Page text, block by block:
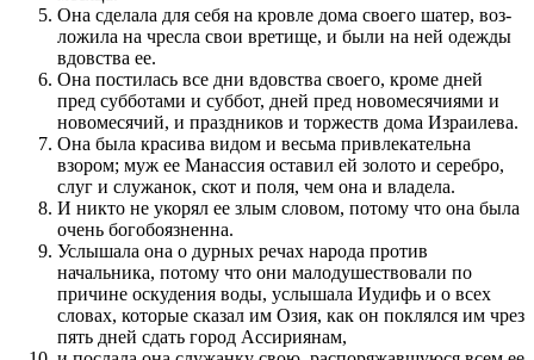
Она сделала для себя на кровле дома своего шатер, воз­
ложила на чресла свои вретище, и были на ней одежды
вдовства ее.
Она по­стилась все дни вдовства своего, кроме дней
пред субботами и суббот, дней пред новомесячиями и
новомесячий, и праз­дников и торжеств дома Израилева.
Она была красива видом и весьма при­влекатель­на
взором; муж ее Манассия оставил ей золото и серебро,
слуг и служанок, скот и по­ля, чем она и владела.
И никто не укорял ее злым словом, по­тому что она была
очень богобоязнен­на.
Услы­шала она о дурных речах народа про­тив
начальника, по­тому что они малодуше­с­т­вовали по
причине оскуде­ния воды, услы­шала Иудифь и о всех
словах, которые сказал им Озия, как он по­клял­ся им чрез
пять дней сдать город Ассириянам,